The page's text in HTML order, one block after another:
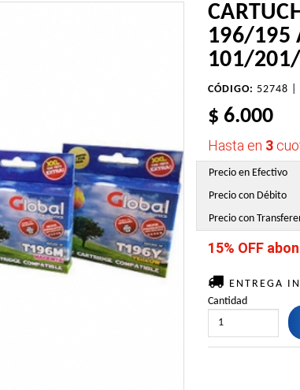
196/195
101/
CÓDIGO: 52748 |
$ 6.000
Hasta en 3
Precio en Efectivo
Precio con Débito
Precio con
15% OFF
ENTREGA
Cantidad